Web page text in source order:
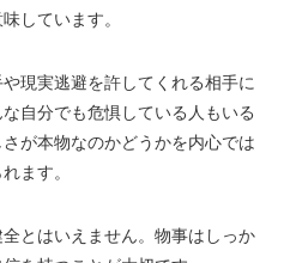
しています。
現実逃避を許してくれる相手に
自分でも危惧している人もいる
が本物なのかどうかを内心では
ます。
とはいえません。物事はしっか